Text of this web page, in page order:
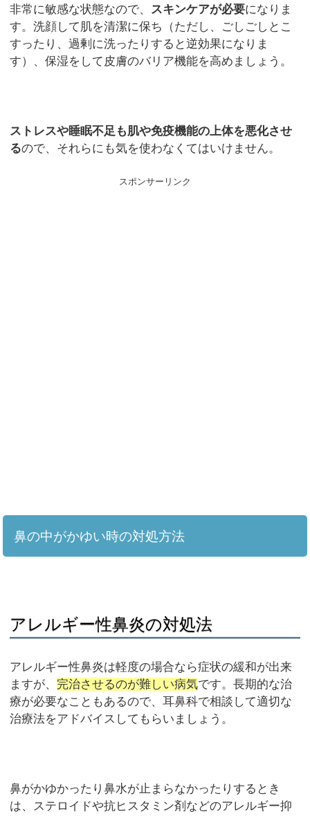
非常に敏感な状態なので、 スキンケアが必要になりま
す。洗顔して肌を清潔に保ち（ただし、ごしごしとこ
すったり、過剰に洗ったりすると逆効果になりま
す）、保湿をして皮膚のバリア機能を高めましょう。
ストレスや睡眠不足も肌や免疫機能の上体を悪化させ
るので、それらにも気を使わなくてはいけません。
スポンサーリンク
鼻の中がかゆい時の対処方法
アレルギー性鼻炎の対処法
アレルギー性鼻炎は軽度の場合なら症状の緩和が出来
ますが、 完治させるのが難しい病気です。長期的な治
療が必要なこともあるので、耳鼻科で相談して適切な
治療法をアドバイスしてもらいましょう。
鼻がかゆかったり鼻水が止まらなかったりするとき
は、ステロイドや抗ヒスタミン剤などのアレルギー抑